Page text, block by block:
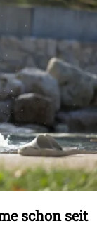
schon seit